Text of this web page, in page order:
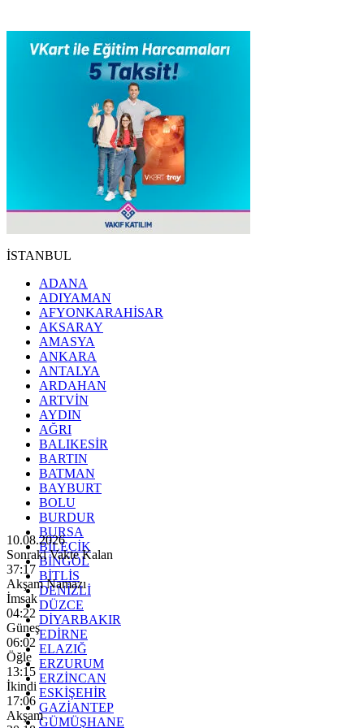
İSTANBUL
ADANA
ADIYAMAN
AFYONKARAHİSAR
AKSARAY
AMASYA
ANKARA
ANTALYA
ARDAHAN
ARTVİN
AYDIN
AĞRI
BALIKESİR
BARTIN
BATMAN
BAYBURT
BOLU
BURDUR
BURSA
BİLECİK
BİNGÖL
BİTLİS
DENİZLİ
DÜZCE
DİYARBAKIR
EDİRNE
ELAZIĞ
ERZURUM
ERZİNCAN
ESKİŞEHİR
GAZİANTEP
GÜMÜŞHANE
10.08.2026
Sonraki Vakte Kalan
37:15
Akşam Namazı
İmsak
04:22
Güneş
06:02
Öğle
13:15
İkindi
17:06
Akşam